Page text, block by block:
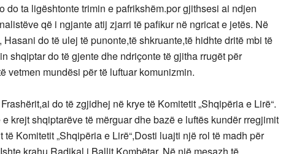
do ta ligështonte trimin e pafrikshëm.por gjithsesi ai ndjen
që i ngjante atij zjarri të pafikur në ngricat e jetës. Në
do të ulej të punonte,të shkruante,të hidhte dritë mbi të
shqiptar do të gjente dhe ndriçonte të gjitha rrugët për
vetmen mundësi për të luftuar komunizmin.
do të zgjidhej në krye të Komitetit „Shqipëria e Lirë“.
krejt shqiptarëve të mërguar dhe bazë e luftës kundër rregjimit
Komitetit „Shqipëria e Lirë“,Dosti luajti një rol të madh për